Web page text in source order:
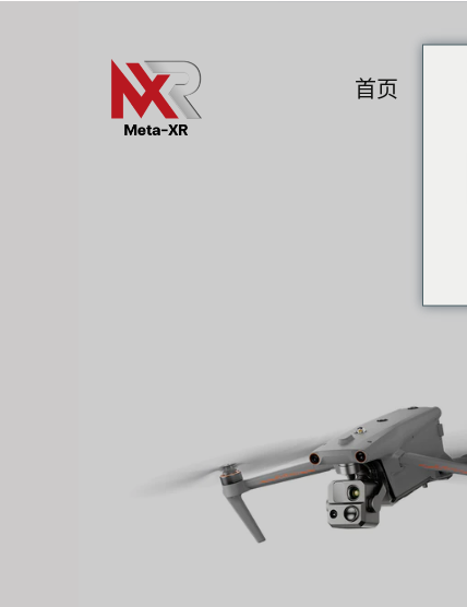
首页 产
VR (Virtual
Quest &
Apple Vision